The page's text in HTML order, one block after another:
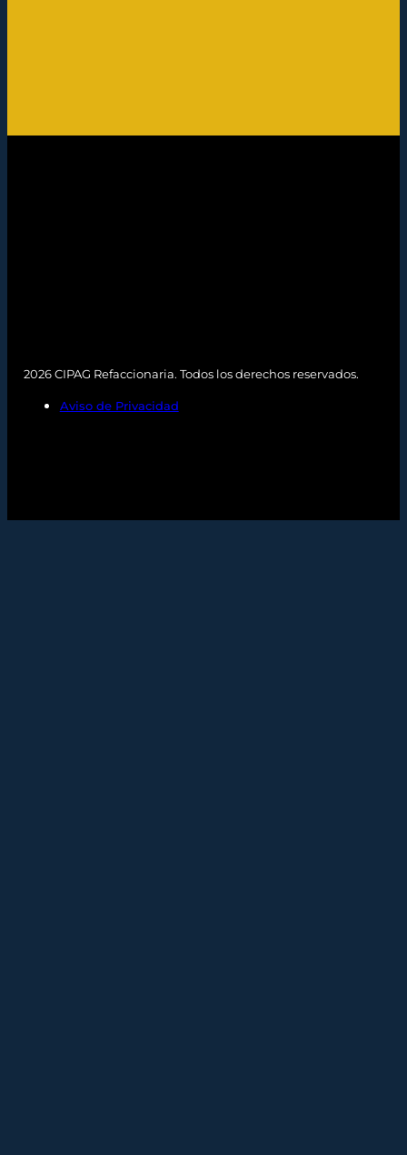
2026 CIPAG Refaccionaria. Todos los derechos reservados.
Aviso de Privacidad